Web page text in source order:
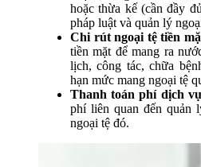
hoặc thừa kế (cần đầy
pháp luật và quản lý
Chi rút ngoại tệ tiền
tiền mặt để mang ra
lịch, công tác, chữa
hạn mức mang ngoại tệ
Thanh toán phí dịch
phí liên quan đến quản
ngoại tệ đó.